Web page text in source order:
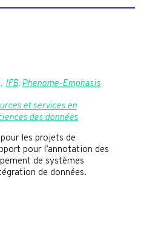
, IFB,Phenome-Emphasis
et services en
des données
les projets de
pour l’annotation des
de systèmes
de données.